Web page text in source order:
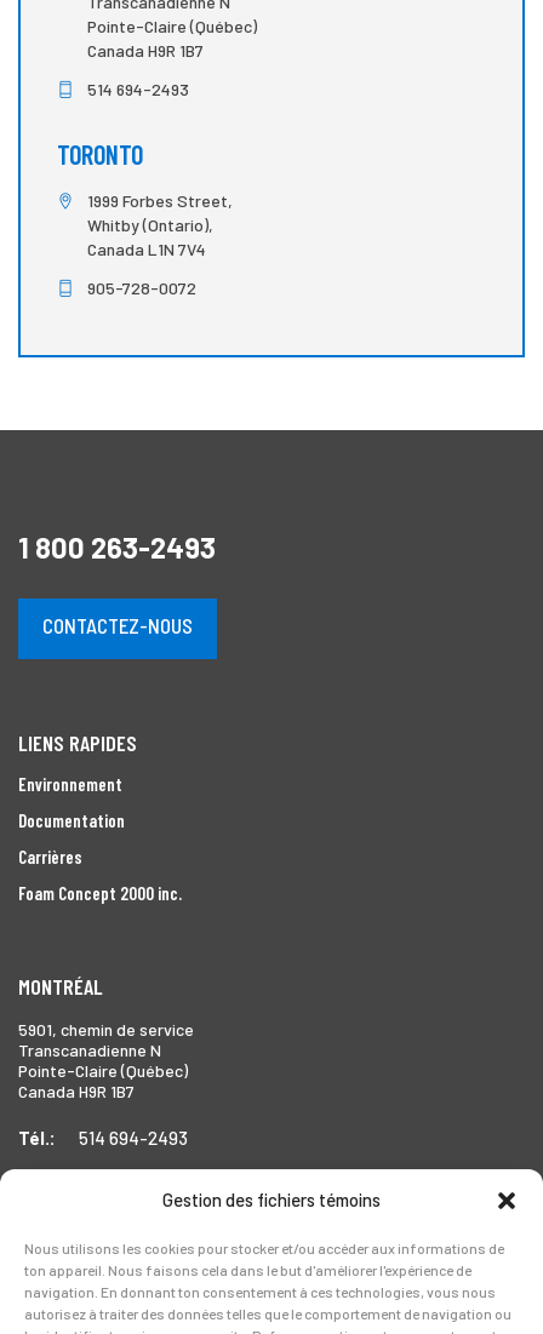
Gestion des fichiers témoins
Nous utilisons les cookies pour stocker et/ou accéder aux informations de
ton appareil. Nous faisons cela dans le but d'améliorer l'expérience de
navigation. En donnant ton consentement à ces technologies, vous nous
autorisez à traiter des données telles que le comportement de navigation ou
Pointe-Claire (Québec)
Canada H9R 1B7
514 694-2493
TORONTO
1999 Forbes Street,
Whitby (Ontario),
Canada L1N 7V4
905-728-0072
1 800 263-2493
CONTACTEZ-NOUS
LIENS RAPIDES
Environnement
Documentation
Carrières
Foam Concept 2000 inc.
MONTRÉAL
5901, chemin de service
Transcanadienne N
Pointe-Claire (Québec)
Canada H9R 1B7
Tél.: 514 694-2493
1999 Forbes Street,
Whitby (Ontario),
Canada L1N 7V4